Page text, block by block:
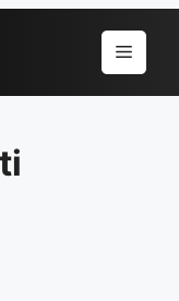
Menu